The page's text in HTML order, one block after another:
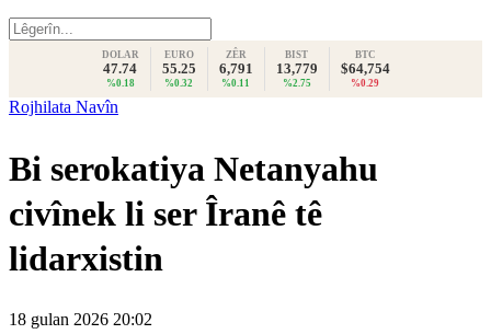
DOLAR
47.74
%0.18
EURO
55.25
%0.32
ZÊR
6,791
%0.11
BIST
13,779
%2.75
BTC
$64,754
%0.29
Rojhilata Navîn
Bi serokatiya Netanyahu
civînek li ser Îranê tê
lidarxistin
18 gulan 2026 20:02